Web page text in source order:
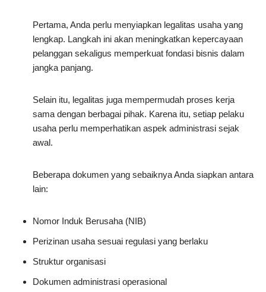
Pertama, Anda perlu menyiapkan legalitas usaha yang
lengkap. Langkah ini akan meningkatkan kepercayaan
pelanggan sekaligus memperkuat fondasi bisnis dalam
jangka panjang.
Selain itu, legalitas juga mempermudah proses kerja
sama dengan berbagai pihak. Karena itu, setiap pelaku
usaha perlu memperhatikan aspek administrasi sejak
awal.
Beberapa dokumen yang sebaiknya Anda siapkan antara
lain:
Nomor Induk Berusaha (NIB)
Perizinan usaha sesuai regulasi yang berlaku
Struktur organisasi
Dokumen administrasi operasional